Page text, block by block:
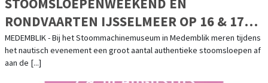
STOOMSLOEPENWEEKEND EN
RONDVAARTEN IJSSELMEER OP 16 & 17
AUGUSTUS
MEDEMBLIK - Bij het Stoommachinemuseum in Medemblik meren tijdens
het nautisch evenement een groot aantal authentieke stoomsloepen af
aan de [...]